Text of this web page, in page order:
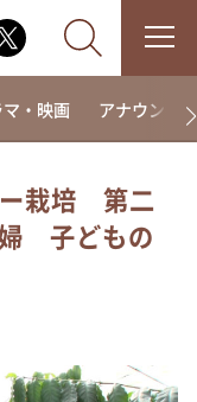
マ・映画 アナウンサー
ー栽培 第二
子どもの